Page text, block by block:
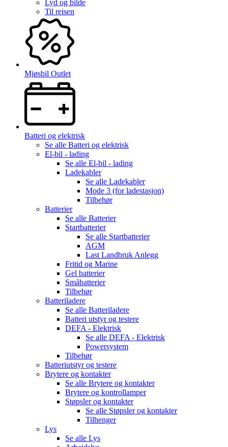
Lyd og bilde
Til reisen
Mjøsbil Outlet
Batteri og elektrisk
Se alle Batteri og elektrisk
El-bil - lading
Se alle El-bil - lading
Ladekabler
Se alle Ladekabler
Mode 3 (for ladestasjon)
Tilbehør
Batterier
Se alle Batterier
Startbatterier
Se alle Startbatterier
AGM
Last Landbruk Anlegg
Fritid og Marine
Gel batterier
Småbatterier
Tilbehør
Batteriladere
Se alle Batteriladere
Batteri utstyr og testere
DEFA - Elektrisk
Se alle DEFA - Elektrisk
Powersystem
Tilbehør
Batteriutstyr og testere
Brytere og kontakter
Se alle Brytere og kontakter
Brytere og kontrollamper
Støpsler og kontakter
Se alle Støpsler og kontakter
Tilhenger
Lys
Se alle Lys